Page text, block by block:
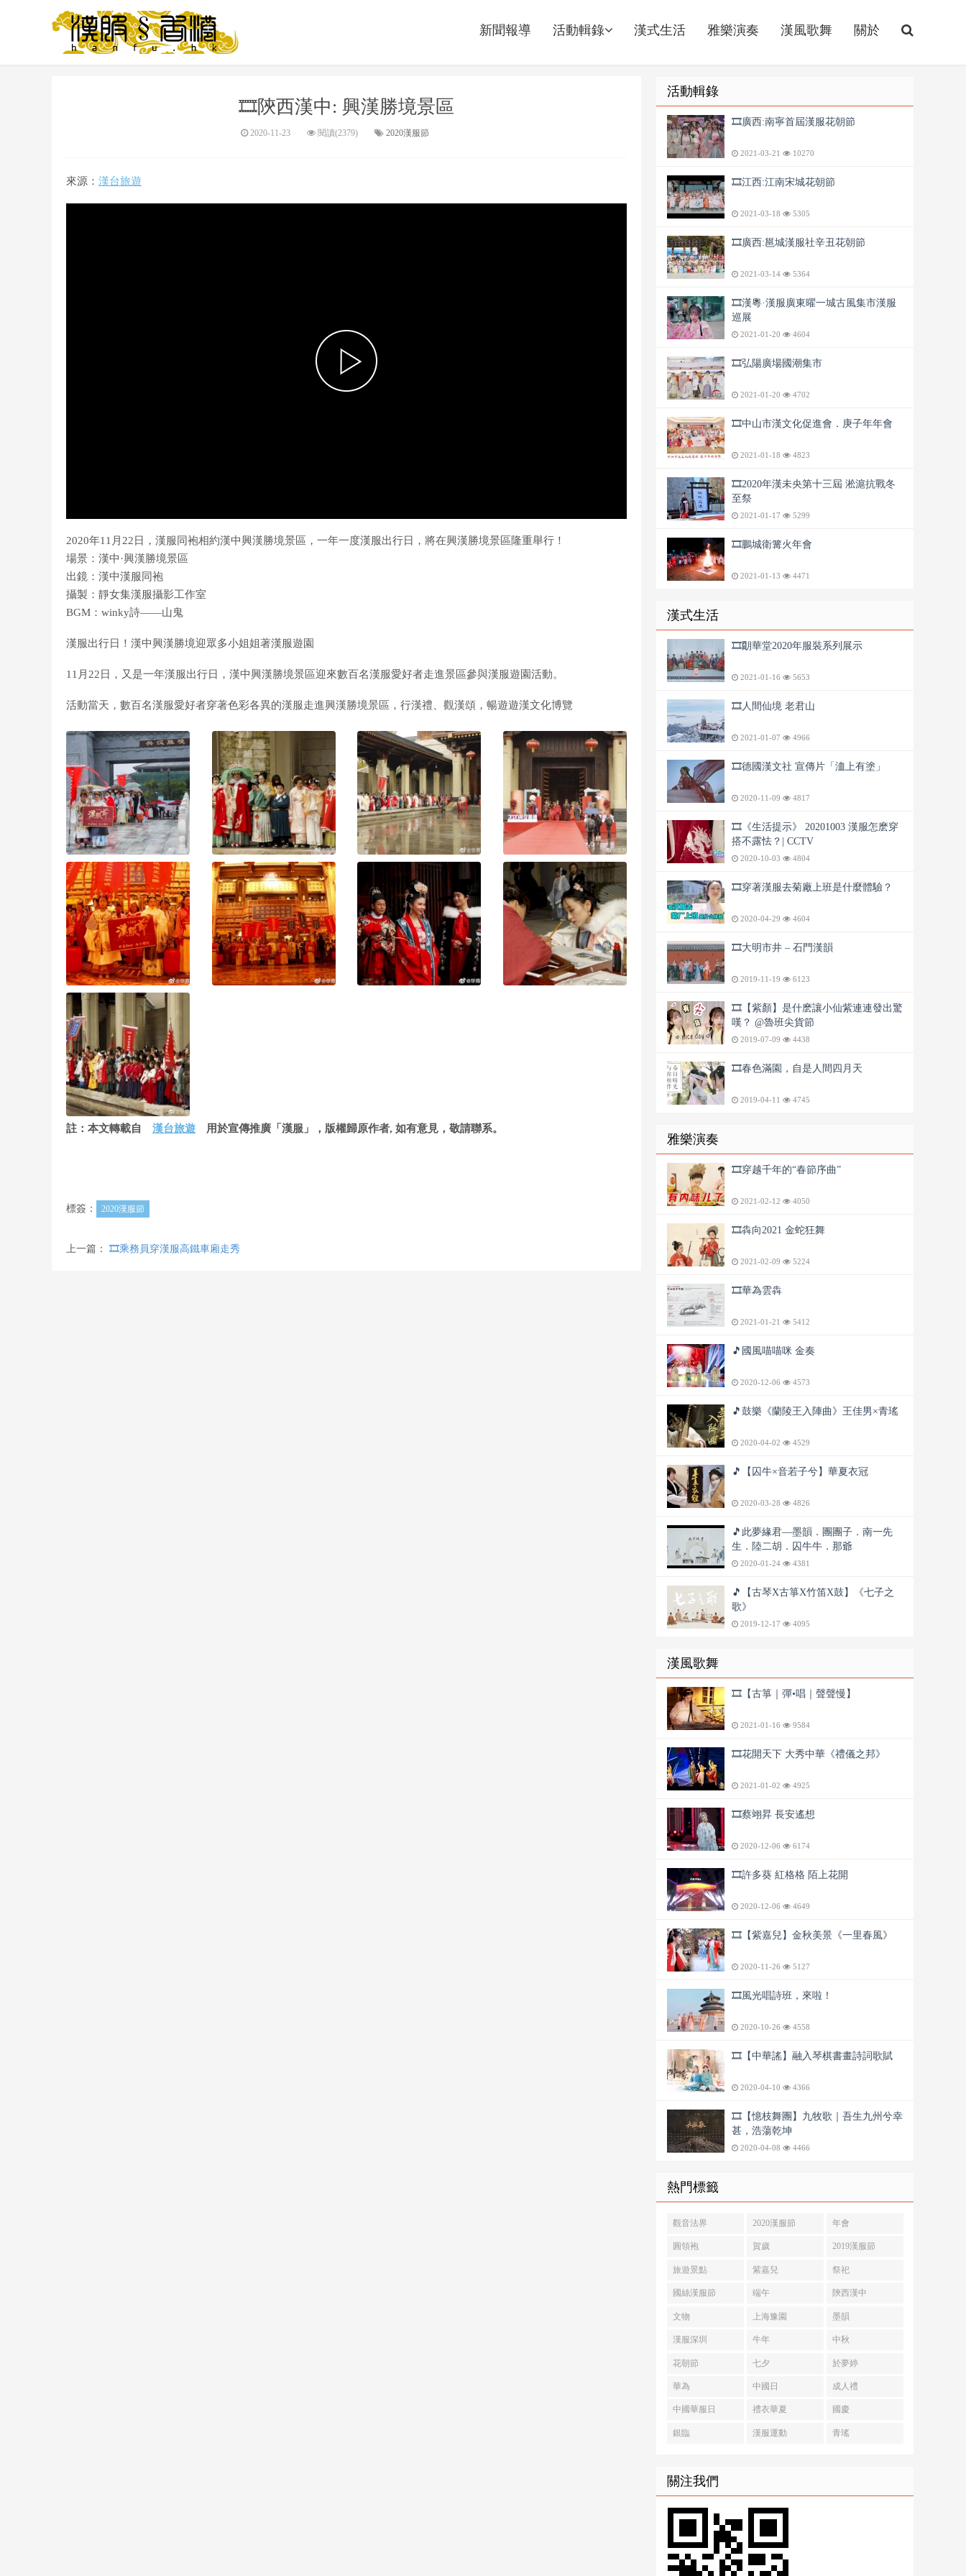
新聞報導 活動輯錄 漢式生活 雅樂演奏 漢風歌舞 關於
🎞️陝西漢中: 興漢勝境景區
2020-11-23 閱讀(2379) 2020漢服節
來源： 漢台旅遊
P
a
i
2020年11月22日，漢服同袍相約漢中興漢勝境景區，一年一度漢服出行日，將在興漢勝境景區隆重舉行！
場景：漢中·興漢勝境景區
出鏡：漢中漢服同袍
攝製：靜女集漢服攝影工作室
BGM：winky詩——山鬼
漢服出行日！漢中興漢勝境迎眾多小姐姐著漢服遊園
11月22日，又是一年漢服出行日，漢中興漢勝境景區迎來數百名漢服愛好者走進景區參與漢服遊園活動。
活動當天，數百名漢服愛好者穿著色彩各異的漢服走進興漢勝境景區，行漢禮、觀漢頌，暢遊遊漢文化博覽
註：本文轉載自 漢台旅遊 用於宣傳推廣「漢服」，版權歸原作者, 如有意見，敬請聯系。
標簽： 2020漢服節
上一篇： 🎞️乘務員穿漢服高鐵車廂走秀
活動輯錄
🎞️廣西:南寧首屆漢服花朝節
2021-03-21 10270
🎞️江西:江南宋城花朝節
2021-03-18 5305
🎞️廣西:邕城漢服社辛丑花朝節
2021-03-14 5364
🎞️漢粵·漢服廣東曜一城古風集市漢服
巡展
2021-01-20 4604
🎞️弘陽廣場國潮集市
2021-01-20 4702
🎞️中山市漢文化促進會．庚子年年會
2021-01-18 4823
🎞️2020年漢未央第十三屆 淞滬抗戰冬
至祭
2021-01-17 5299
🎞️鵬城衛篝火年會
2021-01-13 4471
漢式生活
🎞️朙華堂2020年服裝系列展示
2021-01-16 5653
🎞️人間仙境 老君山
2021-01-07 4966
🎞️德國漢文社 宣傳片「洫上有塗」
2020-11-09 4817
🎞️《生活提示》 20201003 漢服怎麽穿
搭不露怯？| CCTV
2020-10-03 4804
🎞️穿著漢服去菊廠上班是什麼體驗？
2020-04-29 4604
🎞️大明市井 – 石門漢韻
2019-11-19 6123
🎞️【紫顏】是什麽讓小仙紫連連發出驚
嘆？ @魯班尖貨節
2019-07-09 4438
🎞️春色滿園，自是人間四月天
2019-04-11 4745
雅樂演奏
🎞️穿越千年的“春節序曲”
2021-02-12 4050
🎞️犇向2021 金蛇狂舞
2021-02-09 5224
🎞️華為雲犇
2021-01-21 5412
🎵國風喵喵咪 金奏
2020-12-06 4573
🎵鼓樂《蘭陵王入陣曲》王佳男×青瑤
2020-04-02 4529
🎵【囚牛×音若子兮】華夏衣冠
2020-03-28 4826
🎵此夢緣君—墨韻．團團子．南一先
生．陸二胡．囚牛牛．那爺
2020-01-24 4381
🎵【古琴X古箏X竹笛X鼓】《七子之
歌》
2019-12-17 4095
漢風歌舞
🎞️【古箏｜彈•唱｜聲聲慢】
2021-01-16 9584
🎞️花開天下 大秀中華《禮儀之邦》
2021-01-02 4925
🎞️蔡翊昇 長安遙想
2020-12-06 6174
🎞️許多葵 紅格格 陌上花開
2020-12-06 4649
🎞️【紫嘉兒】金秋美景《一里春風》
2020-11-26 5127
🎞️風光唱詩班，來啦！
2020-10-26 4558
🎞️【中華謠】融入琴棋書畫詩詞歌賦
2020-04-10 4366
🎞️【憶枝舞團】九牧歌｜吾生九州兮幸
甚，浩蕩乾坤
2020-04-08 4466
熱門標籤
觀音法界 2020漢服節 年會
圓領袍 賀歲 2019漢服節
旅遊景點 紫嘉兒 祭祀
國絲漢服節 端午 陝西漢中
文物 上海豫園 墨韻
漢服深圳 牛年 中秋
花朝節 七夕 於夢婷
華為 中國日 成人禮
中國華服日 禮衣華夏 國慶
銀臨 漢服運動 青瑤
關注我們